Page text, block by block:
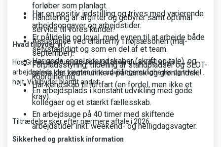
forløber som planlagt.
Håndtering af afgifter og gebyrer samt optimal
service til vores kunder.
Assistance ved charterfly i højsæsonen (maj-
september).
Forpladsstyring, tildeling af standpladser og SLOT-
koordinering.
Har en positiv indstilling og trives med varierende
arbejdsopgaver og arbejdstider.
Er pålidelig og loyal, med evnen til at arbejde både
selvstændigt og som en del af et team.
Har gode engelskkundskaber (skrift og tale), og
gerne kan kommunikere på dansk og grønlandsk.
Har kendskab til luftfart (en fordel, men ikke et
krav).
Hvad tilbyder vi?
Hos Greenland Airports Ilulissat bliver du en del af en
arbejdsplads, der vægter dine udviklingsmuligheder og trivsel
højt. Vi tilbyder blandt andet:
En arbejdsplads i konstant udvikling med gode
kollegaer og et stærkt fællesskab.
En arbejdsuge på 40 timer med skiftende
arbejdstider inkl. weekend- og helligdagsvagter.
Tiltrædelse sker efter nærmere aftale i 2026.
Sikkerhed og praktisk information